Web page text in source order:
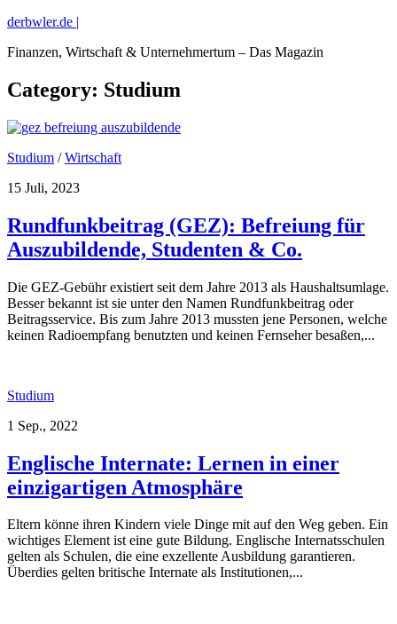
derbwler.de |
Finanzen, Wirtschaft & Unternehmertum – Das Magazin
Category: Studium
Studium /Wirtschaft
15 Juli, 2023
Rundfunkbeitrag (GEZ): Befreiung für
Auszubildende, Studenten & Co.
Die GEZ-Gebühr existiert seit dem Jahre 2013 als Haushaltsumlage.
Besser bekannt ist sie unter den Namen Rundfunkbeitrag oder
Beitragsservice. Bis zum Jahre 2013 mussten jene Personen, welche
keinen Radioempfang benutzten und keinen Fernseher besaßen,...
Studium
1 Sep., 2022
Englische Internate: Lernen in einer
einzigartigen Atmosphäre
Eltern könne ihren Kindern viele Dinge mit auf den Weg geben. Ein
wichtiges Element ist eine gute Bildung. Englische Internatsschulen
gelten als Schulen, die eine exzellente Ausbildung garantieren.
Überdies gelten britische Internate als Institutionen,...